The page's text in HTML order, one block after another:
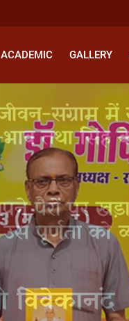
ACADEMIC GALLERY